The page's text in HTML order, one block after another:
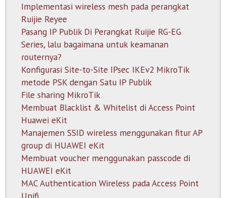
Implementasi wireless mesh pada perangkat
Ruijie Reyee
Pasang IP Publik Di Perangkat Ruijie RG-EG
Series, lalu bagaimana untuk keamanan
routernya?
Konfigurasi Site-to-Site IPsec IKEv2 MikroTik
metode PSK dengan Satu IP Publik
File sharing MikroTik
Membuat Blacklist & Whitelist di Access Point
Huawei eKit
Manajemen SSID wireless menggunakan fitur AP
group di HUAWEI eKit
Membuat voucher menggunakan passcode di
HUAWEI eKit
MAC Authentication Wireless pada Access Point